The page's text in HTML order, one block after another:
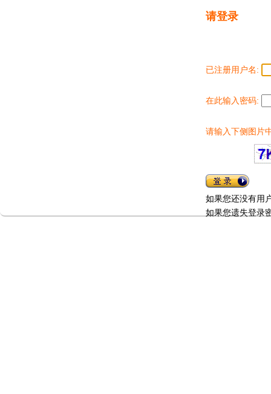
请登录
已注册用户名:
在此输入密码:
请输入下侧图片
如果您还没有用
如果您遗失登录